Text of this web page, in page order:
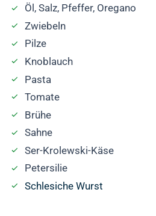
Öl, Salz, Pfeffer, Oregano
Zwiebeln
Pilze
Knoblauch
Pasta
Tomate
Brühe
Sahne
Ser-Krolewski-Käse
Petersilie
Schlesiche Wurst